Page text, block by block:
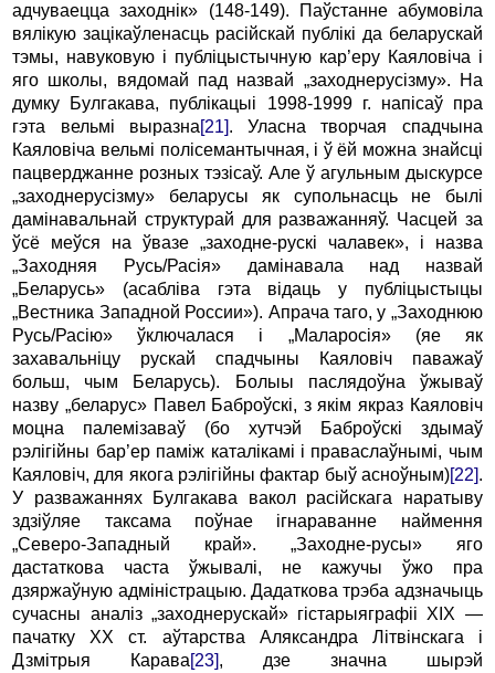
адчуваецца заходнік» (148-149). Паўстанне абумовіла
вялікую зацікаўленасць расійскай публікі да беларускай
тэмы, навуковую i публіцыстычную кар’еру Каяловіча i
яго школы, вядомай пад назвай „заходнерусізму». На
думку Булгакава, публікацыі 1998-1999 г. напісаў пра
гэта вельмі выразна[21]. Уласна творчая спадчына
Каяловіча вельмі полісемантычная, i ў ёй можна знайсці
пацверджанне розных тэзісаў. Але ў агульным дыскурсе
„заходнерусізму» беларусы як супольнасць не былі
дамінавальнай структурай для разважанняў. Часцей за
ўсё меўся на ўвазе „заходне-рускі чалавек», i назва
„Заходняя Русь/Расія» дамінавала над назвай
„Беларусь» (асабліва гэта відаць у публіцыстыцы
„Вестника Западной России»). Апрача таго, у „Заходнюю
Русь/Расію» ўключалася i „Маларосія» (яе як
захавальніцу рускай спадчыны Каяловіч паважаў
больш, чым Беларусь). Болыы паслядоўна ўжываў
назву „беларус» Павел Баброўскі, з якім якраз Каяловіч
моцна палемізаваў (бо хутчэй Баброўскі здымаў
рэлігійны бар’ер паміж каталікамі i праваслаўнымі, чым
Каяловіч, для якога рэлігійны фактар быў асноўным)[22].
У разважаннях Булгакава вакол расійскага наратыву
здзіўляе таксама поўнае ігнараванне наймення
„Северо-Запад­ный край». „Заходне-русы» яго
дастаткова часта ўжывалі, не кажучы ўжо пра
дзяржаўную адміністрацыю. Дадаткова трэба адзначыць
сучасны аналіз „заходнерускай» гістарыяграфіі XIX —
пачатку XX ст. аўтарства Аляксандра Літвінскага і
Дзмітрыя Карава[23], дзе значна шырэй